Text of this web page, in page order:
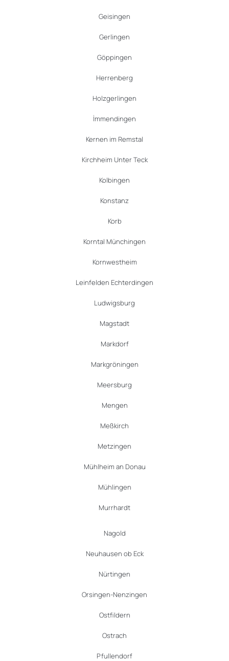
Geisingen
Gerlingen
Göppingen
Herrenberg
Holzgerlingen
İmmendingen
Kernen im Remstal
Kirchheim Unter Teck
Kolbingen
Konstanz
Korb
Korntal Münchingen
Kornwestheim
Leinfelden Echterdingen
Ludwigsburg
Magstadt
Markdorf
Markgröningen
Meersburg
Mengen
Meßkirch
Metzingen
Mühlheim an Donau
Mühlingen
Murrhardt
Nagold
Neuhausen ob Eck
Nürtingen
Orsingen-Nenzingen
Ostfildern
Ostrach
Pfullendorf